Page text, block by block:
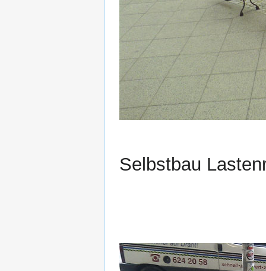
Selbstbau